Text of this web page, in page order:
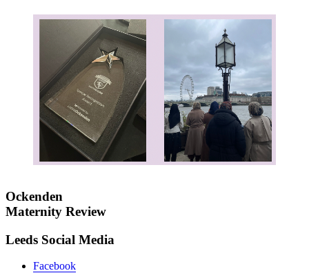
Ockenden
Maternity Review
Leeds Social Media
Facebook